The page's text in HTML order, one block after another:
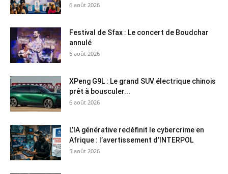
6 août 2026
Festival de Sfax : Le concert de Boudchar
annulé
6 août 2026
XPeng G9L : Le grand SUV électrique chinois
prêt à bousculer...
6 août 2026
L’IA générative redéfinit le cybercrime en
Afrique : l’avertissement d’INTERPOL
5 août 2026